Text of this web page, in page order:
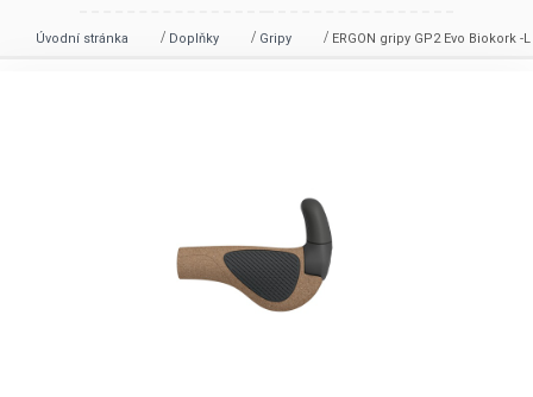
Úvodní stránka Doplňky Gripy ERGON gripy GP2 Evo Biokork -L